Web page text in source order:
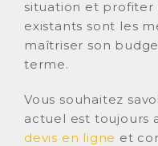
situation et profiter
existants sont les
maîtriser son
terme.
Vous souhaitez
actuel est toujours
devis en ligne et